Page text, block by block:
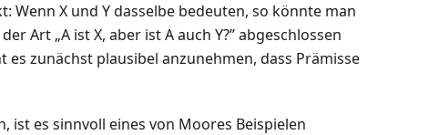
Wenn X und Y dasselbe bedeuten, so könnte man
Art „A ist X, aber ist A auch Y?” abgeschlossen
es zunächst plausibel anzunehmen, dass Prämisse
ist es sinnvoll eines von Moores Beispielen